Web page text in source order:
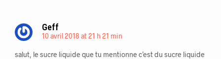
Geff
10 avril 2018 at 21 h 21 min
salut, le sucre liquide que tu mentionne c’est du sucre liquide